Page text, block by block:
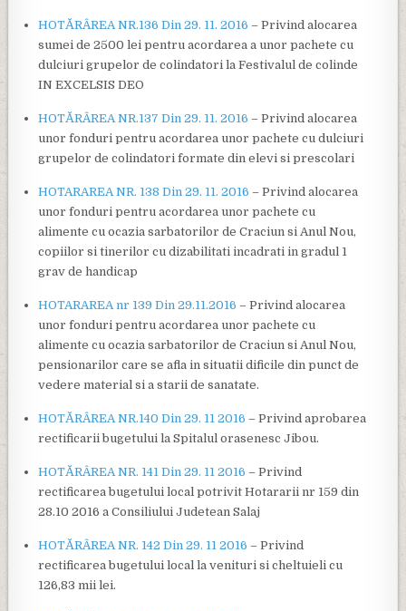
HOTĂRÂREA NR.136 Din 29. 11. 2016 – Privind alocarea
sumei de 2500 lei pentru acordarea a unor pachete cu
dulciuri grupelor de colindatori la Festivalul de colinde
IN EXCELSIS DEO
HOTĂRÂREA NR.137 Din 29. 11. 2016 – Privind alocarea
unor fonduri pentru acordarea unor pachete cu dulciuri
grupelor de colindatori formate din elevi si prescolari
HOTARAREA NR. 138 Din 29. 11. 2016 – Privind alocarea
unor fonduri pentru acordarea unor pachete cu
alimente cu ocazia sarbatorilor de Craciun si Anul Nou,
copiilor si tinerilor cu dizabilitati incadrati in gradul 1
grav de handicap
HOTARAREA nr 139 Din 29.11.2016 – Privind alocarea
unor fonduri pentru acordarea unor pachete cu
alimente cu ocazia sarbatorilor de Craciun si Anul Nou,
pensionarilor care se afla in situatii dificile din punct de
vedere material si a starii de sanatate.
HOTĂRÂREA NR.140 Din 29. 11 2016 – Privind aprobarea
rectificarii bugetului la Spitalul orasenesc Jibou.
HOTĂRÂREA NR. 141 Din 29. 11 2016 – Privind
rectificarea bugetului local potrivit Hotararii nr 159 din
28.10 2016 a Consiliului Judetean Salaj
HOTĂRÂREA NR. 142 Din 29. 11 2016 – Privind
rectificarea bugetului local la venituri si cheltuieli cu
126,83 mii lei.